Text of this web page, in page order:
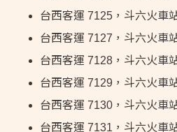
台西客運 7125，斗六火車
台西客運 7127，斗六火車
台西客運 7128，斗六火車
台西客運 7129，斗六火車
台西客運 7130，斗六火車
台西客運 7131，斗六火車